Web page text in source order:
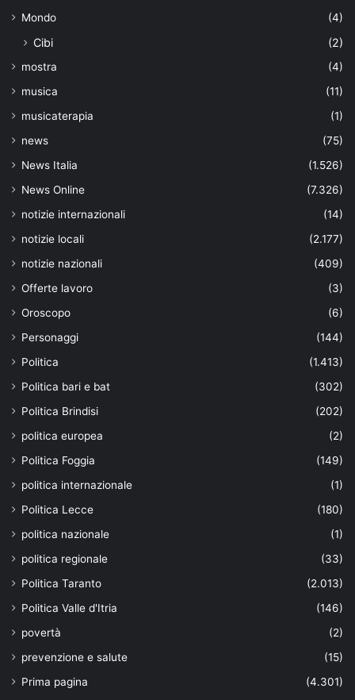
Mondo
(4)
Cibi (2)
mostra
(4)
musica
(11)
musicaterapia
(1)
news
(75)
News Italia
(1.526)
News Online
(7.326)
notizie internazionali
(14)
notizie locali
(2.177)
notizie nazionali
(409)
Offerte lavoro
(3)
Oroscopo
(6)
Personaggi
(144)
Politica
(1.413)
Politica bari e bat
(302)
Politica Brindisi
(202)
politica europea
(2)
Politica Foggia
(149)
politica internazionale
(1)
Politica Lecce
(180)
politica nazionale
(1)
politica regionale
(33)
Politica Taranto
(2.013)
Politica Valle d'Itria
(146)
povertà
(2)
prevenzione e salute
(15)
Prima pagina
(4.301)